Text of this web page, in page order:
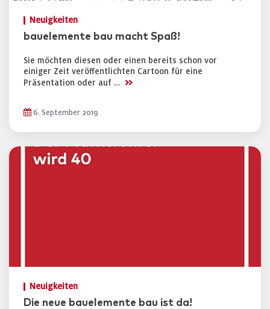
Neuigkeiten
bauelemente bau macht Spaß!
Sie möchten diesen oder einen bereits schon vor
einiger Zeit veröffentlichten Cartoon für eine
Präsentation oder auf … >>
6. September 2019
Neuigkeiten
Die neue bauelemente bau ist da!